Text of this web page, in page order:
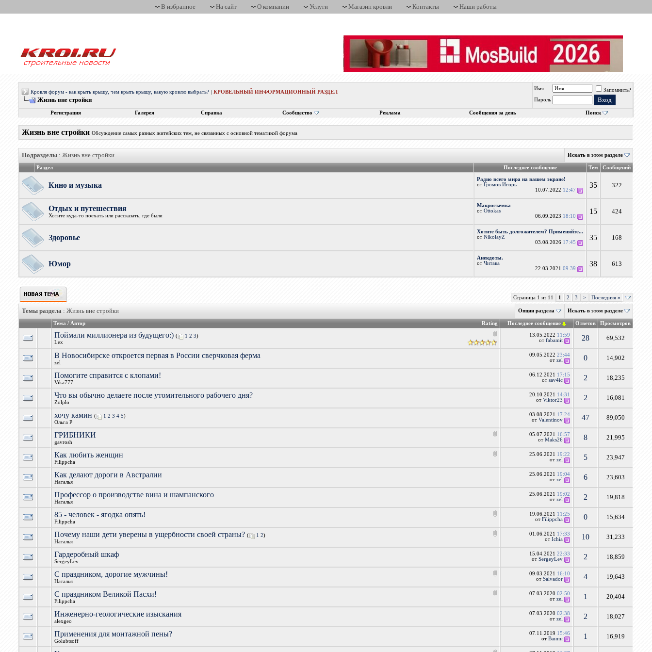
В избранное На сайт О компании Услуги Магазин кровли Контакты Наши работы
Кровля форум - как крыть крышу, чем крыть крышу, какую кровлю выбрать? |КРОВЕЛЬНЫЙ ИНФОРМАЦИОННЫЙ РАЗДЕЛ
Жизнь вне стройки
Имя
Запомнить?
Пароль
Регистрация Галерея Справка Сообщество Реклама Сообщения за день Поиск
Жизнь вне стройки Обсуждение самых разных житейских тем, не связанных с основной тематикой форума
Подразделы : Жизнь вне стройки Искать в этом разделе
Раздел Последнее сообщение Тем Сообщений
Кино и музыка
Радио всего мира на вашем экране!
отГромов Игорь
10.07.2022 12:47
35 322
Отдых и путешествия
Хотите куда-то поехать или рассказать, где были
Макросъемка
отOttokas
06.09.2023 18:10
15 424
Здоровье
Хотите быть долгожителем? Применяйте...
отNikolayZ
03.08.2026 17:45
35 168
Юмор
Анекдоты.
отЧитака
22.03.202109:39
38 613
Страница 1 из 11 1 2 3 > Последняя»
Темы раздела : Жизнь вне стройки Опции раздела Искать в этом разделе
Rating
Тема / Автор Последнее сообщение Ответов Просмотров
Поймали миллионера из будущего:) ( 1 2 3)
Lex
13.05.2022 11:59
отfabamit 28 69,532
В Новосибирске откроется первая в России сверчковая ферма
zel
09.05.202223:44
отzel 0 14,902
Помогите справится с клопами!
Vika777
06.12.2021 17:15
отsav4ic 2 18,235
Что вы обычно делаете после утомительного рабочего дня?
Zolplo
20.10.2021 14:31
отViktor23 2 16,081
хочу камин ( 1 2 3 4 5)
Ольга Р
03.08.2021 17:24
отValentinov 47 89,050
ГРИБНИКИ
gavrosh
05.07.2021 16:57
отMaks26 8 21,995
Как любить женщин
Filippcha
25.06.2021 19:22
отzel 5 23,947
Как делают дороги в Австралии
Наталья
25.06.2021 19:04
отzel 6 23,603
Профессор о производстве вина и шампанского
Наталья
25.06.2021 19:02
отzel 2 19,818
85 - человек - ягодка опять!
Filippcha
19.06.2021 11:25
отFilippcha 0 15,634
Почему наши дети уверены в ущербности своей страны? ( 1 2)
Наталья
01.06.2021 17:33
отIchia 10 31,233
Гардеробный шкаф
SergeyLev
15.04.202122:33
отSergeyLev 2 18,859
С праздником, дорогие мужчины!
Наталья
09.03.2021 16:10
отSalvador 4 19,643
С праздником Великой Пасхи!
Filippcha
07.03.202002:50
отzel 1 20,404
Инженерно-геологические изыскания
alexgeo
07.03.202002:38
отzel 2 18,027
Применения для монтажной пены?
Golubtsoff
07.11.2019 15:46
отВанин 1 16,919